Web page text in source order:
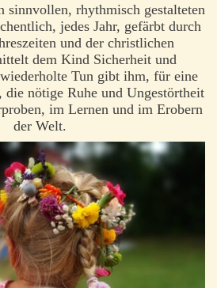
sinnvollen, rhythmisch gestalteten
jedes Jahr, gefärbt durch
und der christlichen
dem Kind Sicherheit und
Tun gibt ihm, für eine
die nötige Ruhe und Ungestörtheit
im Lernen und im Erobern
der Welt.